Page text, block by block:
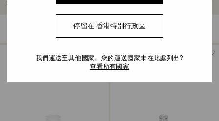
注入時尚觸感。探索男女皆宜的款式，專為紀念重要時刻而塑造。
過濾
濾
件
停留在 香港特別行政區
我們運送至其他國家。您的運送國家未在此處列出?
查看所有國家